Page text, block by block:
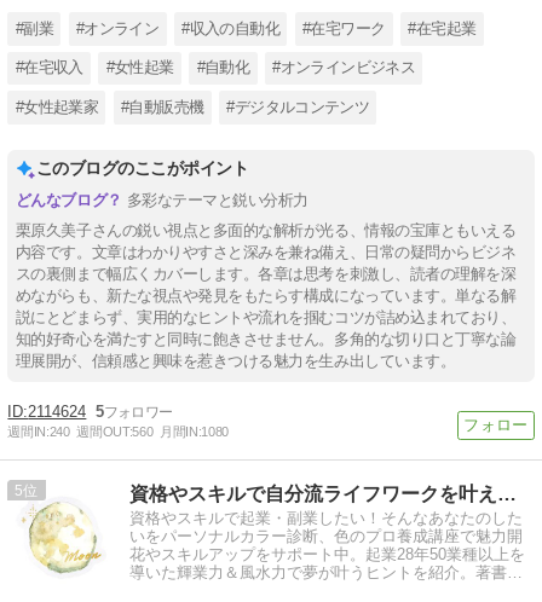
#副業 #オンライン #収入の自動化 #在宅ワーク #在宅起業
#在宅収入 #女性起業 #自動化 #オンラインビジネス
#女性起業家 #自動販売機 #デジタルコンテンツ
このブログのここがポイント
多彩なテーマと鋭い分析力
栗原久美子さんの鋭い視点と多面的な解析が光る、情報の宝庫ともいえる
内容です。文章はわかりやすさと深みを兼ね備え、日常の疑問からビジネ
スの裏側まで幅広くカバーします。各章は思考を刺激し、読者の理解を深
めながらも、新たな視点や発見をもたらす構成になっています。単なる解
説にとどまらず、実用的なヒントや流れを掴むコツが詰め込まれており、
知的好奇心を満たすと同時に飽きさせません。多角的な切り口と丁寧な論
理展開が、信頼感と興味を惹きつける魅力を生み出しています。
2114624 5
週間IN:240 週間OUT:560 月間IN:1080
5 資格やスキルで自分流ライフワークを叶えるヒント！
資格やスキルで起業・副業したい！そんなあなたのした
いをパーソナルカラー診断、色のプロ養成講座で魅力開
花やスキルアップをサポート中。起業28年50業種以上を
導いた輝業力＆風水力で夢が叶うヒントを紹介。著書